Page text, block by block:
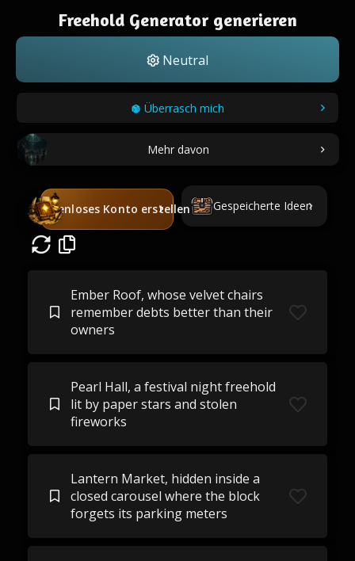
Freehold Generator generieren
Neutral
Überrasch mich
Mehr davon
Kostenloses Konto erstellen Gespeicherte Ideen
Ember Roof, whose velvet chairs
remember debts better than their
owners
Pearl Hall, a festival night freehold
lit by paper stars and stolen
fireworks
Lantern Market, hidden inside a
closed carousel where the block
forgets its parking meters